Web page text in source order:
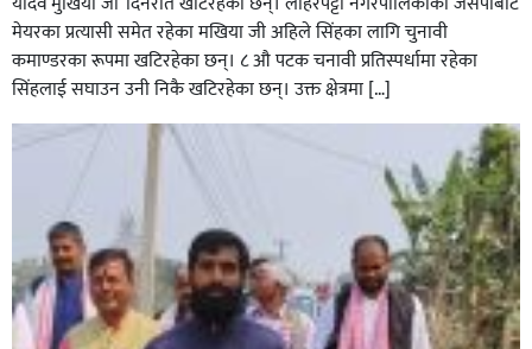
सिराहाको औरहीमा जेन-जी भेला सम्पन्न
मेयरका प्रत्यासी समेत रहेका मखिया जी अहिले सिंहका लागि चुनावी
कमाण्डरका रूपमा खटिरहेका छन्। ८ औ पटक चनावी प्रतिस्पर्धामा रहेका
सिंहलाई सघाउन उनी निकै खटिरहेका छन्। उक्त क्षेत्रमा […]